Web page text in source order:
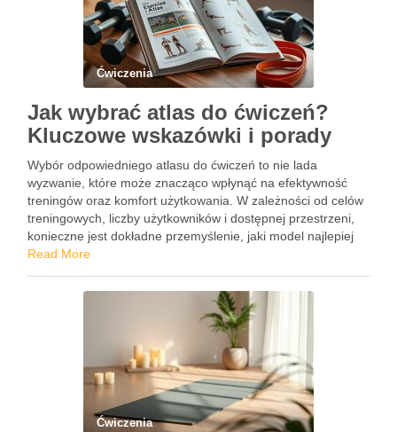
Ćwiczenia
Jak wybrać atlas do ćwiczeń?
Kluczowe wskazówki i porady
Wybór odpowiedniego atlasu do ćwiczeń to nie lada
wyzwanie, które może znacząco wpłynąć na efektywność
treningów oraz komfort użytkowania. W zależności od celów
treningowych, liczby użytkowników i dostępnej przestrzeni,
konieczne jest dokładne przemyślenie, jaki model najlepiej
odpowiada indywidualnym potrzebom. Zastanawiasz się, czy
miejsce, czy …
Read More
Ćwiczenia